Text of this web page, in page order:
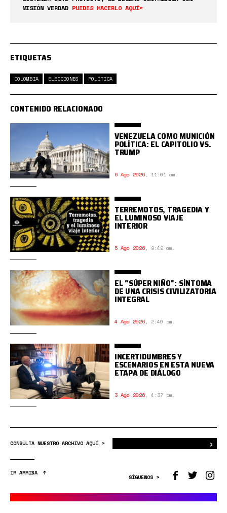
MISIÓN VERDAD PUEDES HACERLO AQUÍ<
ETIQUETAS
COLOMBIA ELECCIONES POLÍTICA
CONTENIDO RELACIONADO
VENEZUELA COMO MUNICIÓN
POLÍTICA: EL CAPITOLIO VS.
TRUMP
6 Ago 2026, 11:01 am.
TERREMOTOS, TRAGEDIA Y
EL LUMINOSO VIAJE
INTERIOR
5 Ago 2026, 9:42 am.
EL "SÚPER NIÑO": SÍNTOMA
DE UNA CRISIS CIVILIZATORIA
INTEGRAL
4 Ago 2026, 2:40 pm.
INCERTIDUMBRES Y
ESCENARIOS EN ESTA NUEVA
ETAPA DE DIÁLOGO
3 Ago 2026, 4:37 pm.
CONSULTA NUESTRO ARCHIVO AQUÍ > ›
IR ARRIBA
SÍGUENOS >